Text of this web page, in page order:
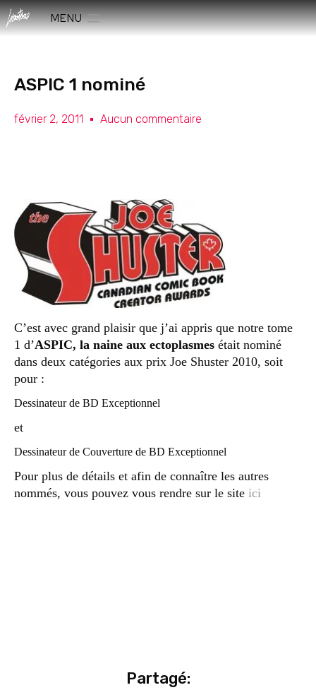
MENU
ASPIC 1 nominé
février 2, 2011 Aucun commentaire
C’est avec grand plaisir que j’ai appris que notre tome
1 d’ASPIC, la naine aux ectoplasmes était nominé
dans deux catégories aux prix Joe Shuster 2010, soit
pour :
Dessinateur de BD Exceptionnel
et
Dessinateur de Couverture de BD Exceptionnel
Pour plus de détails et afin de connaître les autres
nommés, vous pouvez vous rendre sur le site ici
Partagé: